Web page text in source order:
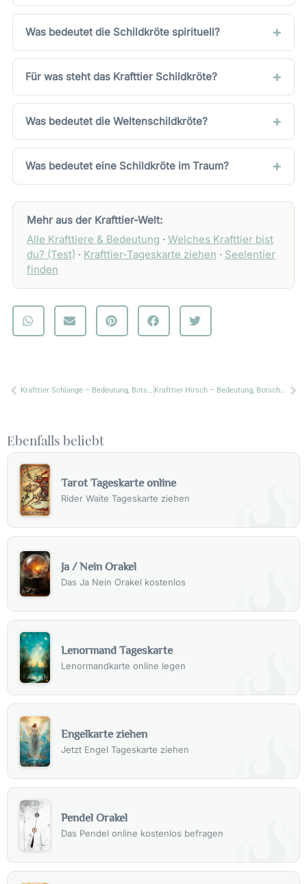
Was bedeutet die Schildkröte spirituell?
Für was steht das Krafttier Schildkröte?
Was bedeutet die Weltenschildkröte?
Was bedeutet eine Schildkröte im Traum?
Mehr aus der Krafttier-Welt:
Alle Krafttiere & Bedeutung · Welches Krafttier bist
du? (Test) · Krafttier-Tageskarte ziehen · Seelentier
finden
Zurück Krafttier Schlange – Bedeutung, Botschaft & Symbolik Krafttier Hirsch – Bedeutung, Botschaft & Symbolik
Ebenfalls beliebt
Tarot Tageskarte online
Rider Waite Tageskarte ziehen
Ja / Nein Orakel
Das Ja Nein Orakel kostenlos
Lenormand Tageskarte
Lenormandkarte online legen
Engelkarte ziehen
Jetzt Engel Tageskarte ziehen
Pendel Orakel
Das Pendel online kostenlos befragen